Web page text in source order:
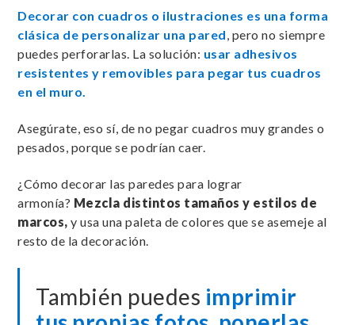
Decorar con cuadros o ilustraciones es una forma
clásica de personalizar una pared, pero no siempre
puedes perforarlas. La solución: usar adhesivos
resistentes y removibles para pegar tus cuadros
en el muro.
Asegúrate, eso sí, de no pegar cuadros muy grandes o
pesados, porque se podrían caer.
¿Cómo decorar las paredes para lograr
armonía? Mezcla distintos tamaños y estilos de
marcos, y usa una paleta de colores que se asemeje al
resto de la decoración.
También puedes imprimir